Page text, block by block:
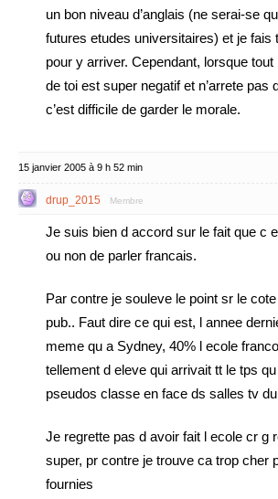
un bon niveau d’anglais (ne serai-se
futures etudes universitaires) et je fais
pour y arriver. Cependant, lorsque
de toi est super negatif et n’arrete pas
c’est difficile de garder le morale.
15 janvier 2005 à 9 h 52 min
drup_2015 Membre
Je suis bien d accord sur le fait que c
ou non de parler francais.
Par contre je souleve le point sr le
pub.. Faut dire ce qui est, l annee
meme qu a Sydney, 40% l ecole
tellement d eleve qui arrivait tt le tps
pseudos classe en face ds salles tv
Je regrette pas d avoir fait l ecole cr g
super, pr contre je trouve ca trop cher
fournies